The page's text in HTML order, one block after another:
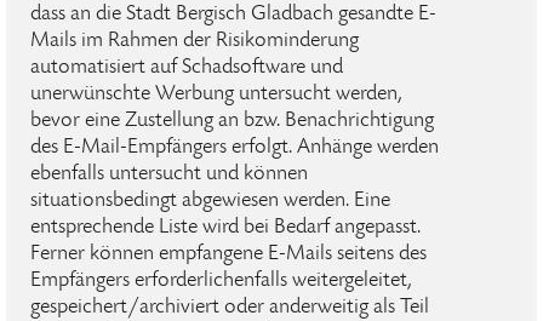
dass an die Stadt Bergisch Gladbach gesandte E-
Mails im Rahmen der Risikominderung
automatisiert auf Schadsoftware und
unerwünschte Werbung untersucht werden,
bevor eine Zustellung an bzw. Benachrichtigung
des E-Mail-Empfängers erfolgt. Anhänge werden
ebenfalls untersucht und können
situationsbedingt abgewiesen werden. Eine
entsprechende Liste wird bei Bedarf angepasst.
Ferner können empfangene E-Mails seitens des
Empfängers erforderlichenfalls weitergeleitet,
gespeichert/archiviert oder anderweitig als Teil